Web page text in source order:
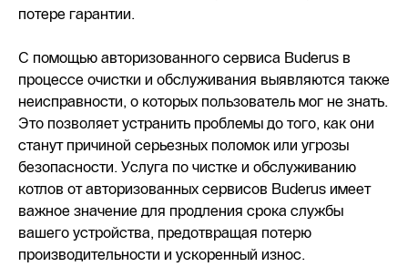
потере гарантии.
С помощью авторизованного сервиса Buderus в
процессе очистки и обслуживания выявляются также
неисправности, о которых пользователь мог не знать.
Это позволяет устранить проблемы до того, как они
станут причиной серьезных поломок или угрозы
безопасности. Услуга по чистке и обслуживанию
котлов от авторизованных сервисов Buderus имеет
важное значение для продления срока службы
вашего устройства, предотвращая потерю
производительности и ускоренный износ.